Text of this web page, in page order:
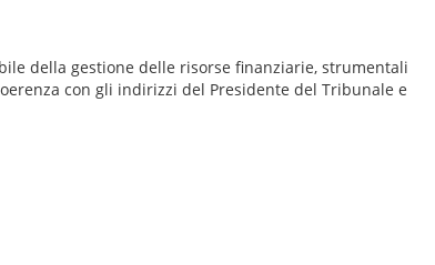
della gestione delle risorse finanziarie, strumentali
con gli indirizzi del Presidente del Tribunale e